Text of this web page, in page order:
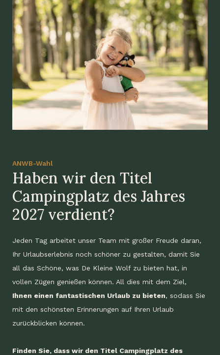
ANWB-Wahl
Haben wir den Titel
Campingplatz des Jahres
2027 verdient?
Jeden Tag arbeitet unser Team mit großer Freude daran,
Ihr Urlaubserlebnis noch schöner zu gestalten, damit Sie
all das Schöne, was De Kleine Wolf zu bieten hat, in
vollen Zügen genießen können. All dies mit dem Ziel,
Ihnen einen fantastischen Urlaub zu bieten, sodass Sie
mit den schönsten Erinnerungen auf Ihren Urlaub
zurückblicken können.
Finden Sie, dass wir den Titel Campingplatz des